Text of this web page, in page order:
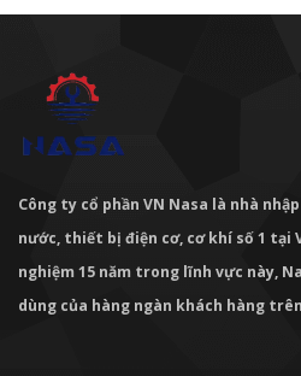
Công ty cổ phần VN Nasa là nhà
nước, thiết bị điện cơ, cơ khí số 1 tại
nghiệm 15 năm trong lĩnh vực này,
dùng của hàng ngàn khách hàng